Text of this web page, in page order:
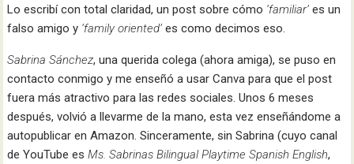
Lo escribí con total claridad, un post sobre cómo ‘familiar’ es un
falso amigo y ‘family oriented’ es como decimos eso.
Sabrina Sánchez, una querida colega (ahora amiga), se puso en
contacto conmigo y me enseñó a usar Canva para que el post
fuera más atractivo para las redes sociales. Unos 6 meses
después, volvió a llevarme de la mano, esta vez enseñándome a
autopublicar en Amazon. Sinceramente, sin Sabrina (cuyo canal
de YouTube esMs. Sabrinas Bilingual Playtime Spanish English,